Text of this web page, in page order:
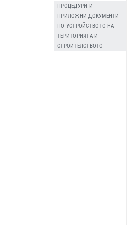
ПРОЦЕДУРИ И
ПРИЛОЖНИ ДОКУМЕНТИ
ПО УСТРОЙСТВОТО НА
ТЕРИТОРИЯТА И
СТРОИТЕЛСТВОТО